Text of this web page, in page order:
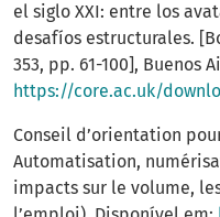
el siglo XXI: entre los
desafíos estructurales.
353, pp. 61-100], Buenos
https://core.ac.uk/
Conseil d’orientation
Automatisation,
impacts sur le volume,